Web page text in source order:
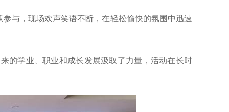
与，现场欢声笑语不断，在轻松愉快的氛围中迅速
的学业、职业和成长发展汲取了力量，活动在长时